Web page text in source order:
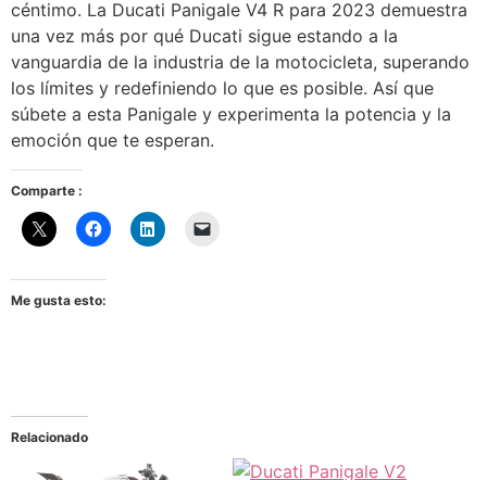
céntimo. La Ducati Panigale V4 R para 2023 demuestra
una vez más por qué Ducati sigue estando a la
vanguardia de la industria de la motocicleta, superando
los límites y redefiniendo lo que es posible. Así que
súbete a esta Panigale y experimenta la potencia y la
emoción que te esperan.
Comparte :
Me gusta esto:
Relacionado